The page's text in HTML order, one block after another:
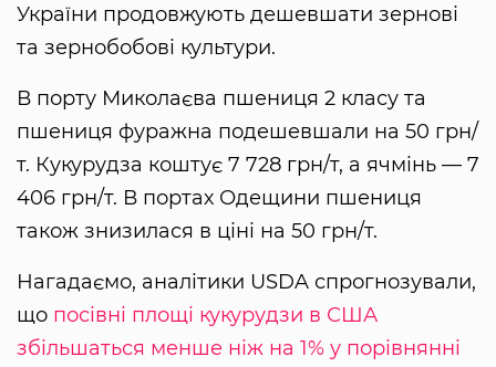
України продовжують дешевшати зернові
та зернобобові культури.
В порту Миколаєва пшениця 2 класу та
пшениця фуражна подешевшали на 50 грн/
т. Кукурудза коштує 7 728 грн/т, а ячмінь — 7
406 грн/т. В портах Одещини пшениця
також знизилася в ціні на 50 грн/т.
Нагадаємо, аналітики USDA спрогнозували,
що посівні площі кукурудзи в США
збільшаться менше ніж на 1% у порівнянні